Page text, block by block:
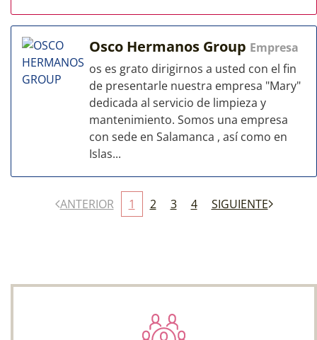
Osco Hermanos Group Empresa
os es grato dirigirnos a usted con el fin
de presentarle nuestra empresa "Mary"
dedicada al servicio de limpieza y
mantenimiento. Somos una empresa
con sede en Salamanca , así como en
Islas...
ANTERIOR 1 2 3 4 SIGUIENTE